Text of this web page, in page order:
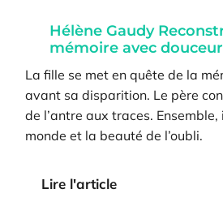
Hélène Gaudy
mémoire avec douceur
La fille se met en quête de la
avant sa disparition. Le père
de l’antre aux traces.
monde et la beauté de l’oubli.
Lire l'article